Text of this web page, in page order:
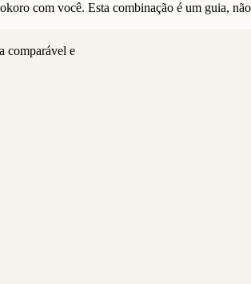
com você. Esta combinação é um guia,
comparável e